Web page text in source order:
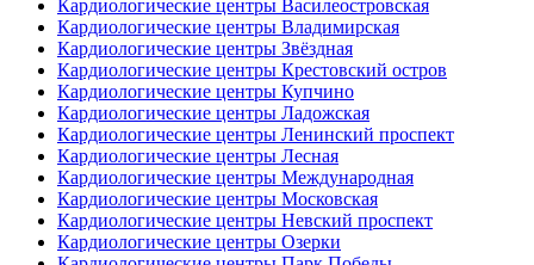
Кардиологические центры Василеостровская
Кардиологические центры Владимирская
Кардиологические центры Звёздная
Кардиологические центры Крестовский остров
Кардиологические центры Купчино
Кардиологические центры Ладожская
Кардиологические центры Ленинский проспект
Кардиологические центры Лесная
Кардиологические центры Международная
Кардиологические центры Московская
Кардиологические центры Невский проспект
Кардиологические центры Озерки